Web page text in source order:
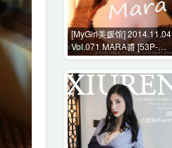
[MyGirl美媛馆] 2014.11.04
Vol.071 MARA醬 [53P-
246MB]